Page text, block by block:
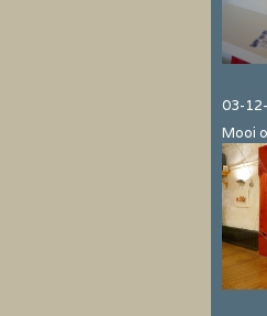
03-
Mooi